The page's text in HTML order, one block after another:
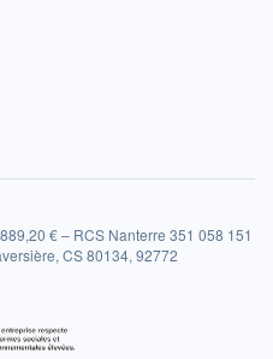
€ – RCS Nanterre 351 058 151
CS 80134, 92772